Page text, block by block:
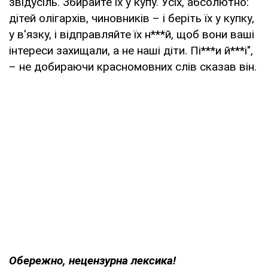
дітей олігархів, чиновників – і беріть їх у купку,
у в'язку, і відправляйте їх н***й, щоб вони ваші
інтереси захищали, а не наші діти. Пі***и й***і",
– не добираючи красномовних слів сказав він.
Обережно, нецензурна лексика!